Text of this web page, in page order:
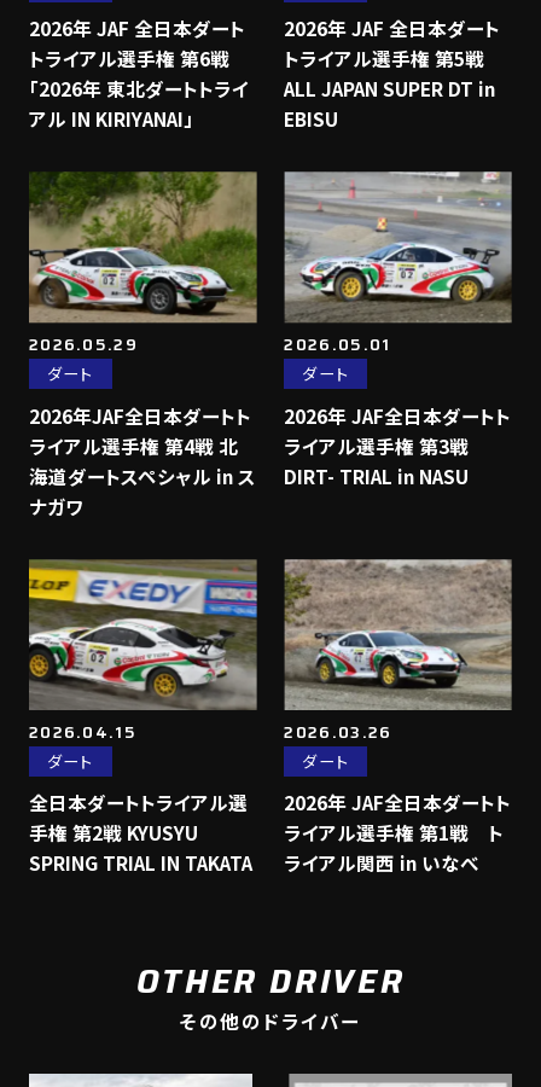
2026年 JAF 全日本ダート
トライアル選手権 第6戦
「2026年 東北ダートトライ
アル IN KIRIYANAI」
2026年 JAF 全日本ダート
トライアル選手権 第5戦
ALL JAPAN SUPER DT in
EBISU
2026.05.29
ダート
2026年JAF全日本ダートト
ライアル選手権 第4戦 北
海道ダートスペシャル in ス
ナガワ
2026.05.01
ダート
2026年 JAF全日本ダートト
ライアル選手権 第3戦
DIRT- TRIAL in NASU
2026.04.15
ダート
全日本ダートトライアル選
手権 第2戦 KYUSYU
SPRING TRIAL IN TAKATA
2026.03.26
ダート
2026年 JAF全日本ダートト
ライアル選手権 第1戦 ト
ライアル関西 in いなべ
OTHER DRIVER
その他のドライバー